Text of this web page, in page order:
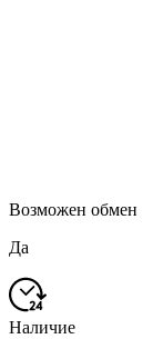
Возможен обмен
Да
Наличие